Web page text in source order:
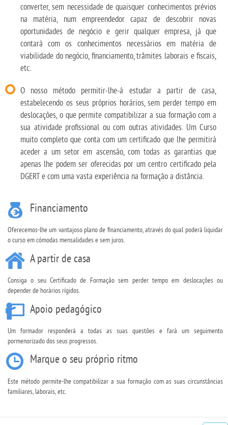
converter, sem necessidade de quaisquer conhecimentos prévios
na matéria, num empreendedor capaz de descobrir novas
oportunidades de negócio e gerir qualquer empresa, já que
contará com os conhecimentos necessários em matéria de
viabilidade do negócio, financiamento, trâmites laborais e fiscais,
etc.
O nosso método permitir-lhe-á estudar a partir de casa,
estabelecendo os seus próprios horários, sem perder tempo em
deslocações, o que permite compatibilizar a sua formação com a
sua atividade profissional ou com outras atividades. Um Curso
muito completo que conta com um certificado que lhe permitirá
aceder a um setor em ascensão, com todas as garantias que
apenas lhe podem ser oferecidas por um centro certificado pela
DGERT e com uma vasta experiência na formação a distância.
Financiamento
Oferecemos-lhe um vantajoso plano de financiamento, através do qual poderá liquidar
o curso em cómodas mensalidades e sem juros.
A partir de casa
Consiga o seu Certificado de Formação sem perder tempo em deslocações ou
depender de horários rígidos.
Apoio pedagógico
Um formador responderá a todas as suas questões e fará um seguimento
pormenorizado dos seus progressos.
Marque o seu próprio ritmo
Este método permite-lhe compatibilizar a sua formação com as suas circunstâncias
familiares, laborais, etc.